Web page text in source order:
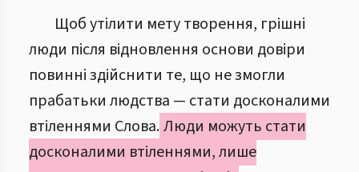
Щоб утілити мету творення, грішні
люди після відновлення основи довіри
повинні здійснити те, що не змогли
прабатьки людства — стати досконалими
втіленнями Слова.Люди можуть стати
досконалими втіленнями, лише